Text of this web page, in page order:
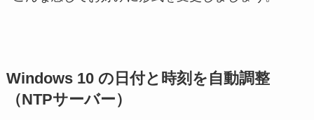
Windows 10 の日付と時刻を自動調整
（NTPサーバー）